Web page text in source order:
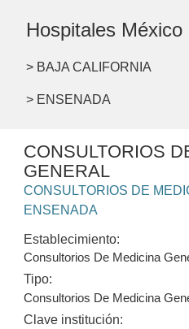
Hospitales México
> BAJA CALIFORNIA
> ENSENADA
CONSULTORIOS
GENERAL
CONSULTORIOS DE
ENSENADA
Establecimiento:
Consultorios De Medicina
Tipo:
Consultorios De Medicina
Clave institución: